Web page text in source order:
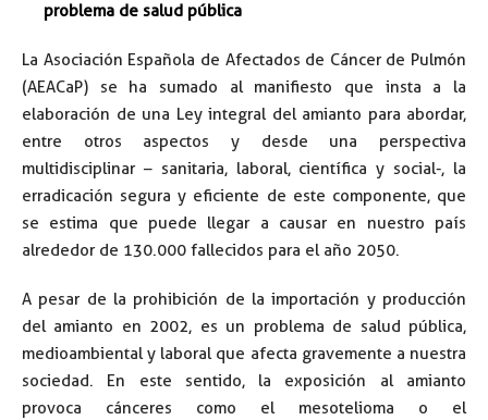
problema de salud pública
La Asociación Española de Afectados de Cáncer de Pulmón
(AEACaP) se ha sumado al manifiesto que insta a la
elaboración de una Ley integral del amianto para abordar,
entre otros aspectos y desde una perspectiva
multidisciplinar – sanitaria, laboral, científica y social-, la
erradicación segura y eficiente de este componente, que
se estima que puede llegar a causar en nuestro país
alrededor de 130.000 fallecidos para el año 2050.
A pesar de la prohibición de la importación y producción
del amianto en 2002, es un problema de salud pública,
medioambiental y laboral que afecta gravemente a nuestra
sociedad. En este sentido, la exposición al amianto
provoca cánceres como el mesotelioma o el